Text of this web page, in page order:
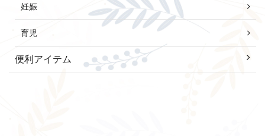
妊娠
育児
便利アイテム